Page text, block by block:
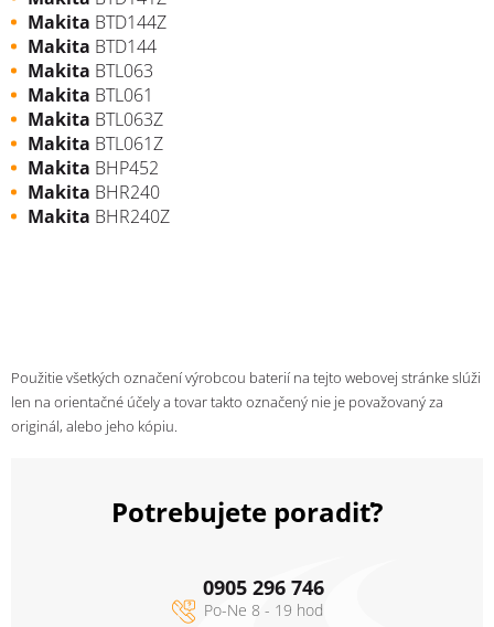
Makita BTD144Z
Makita BTD144
Makita BTL063
Makita BTL061
Makita BTL063Z
Makita BTL061Z
Makita BHP452
Makita BHR240
Makita BHR240Z
Použitie všetkých označení výrobcou baterií na tejto webovej stránke slúži
len na orientačné účely a tovar takto označený nie je považovaný za
originál, alebo jeho kópiu.
Potrebujete poradiť?
0905 296 746